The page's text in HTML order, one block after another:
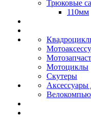
Трюковые
110мм
Мотоциклы
Скутеры
Аксессуары